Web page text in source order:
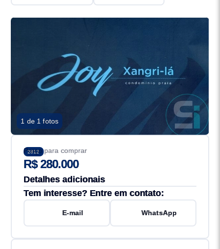
1 de 1 fotos
2812
Preço para comprar
R$ 280.000
Detalhes adicionais
Tem interesse? Entre em contato:
E-mail WhatsApp